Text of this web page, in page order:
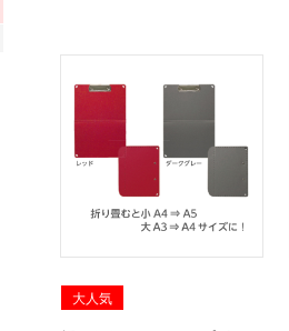
大人気